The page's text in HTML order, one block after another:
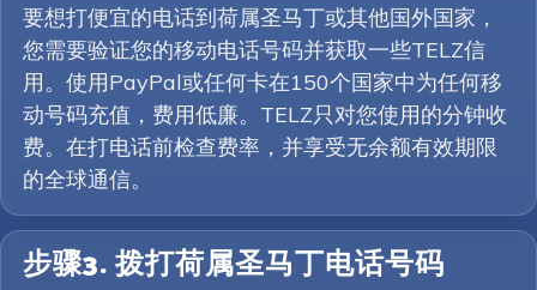
要想打便宜的电话到荷属圣马丁或其他国外国家，
您需要验证您的移动电话号码并获取一些TELZ信
用。使用PayPal或任何卡在150个国家中为任何移
动号码充值，费用低廉。TELZ只对您使用的分钟收
费。在打电话前检查费率，并享受无余额有效期限
的全球通信。
步骤3. 拨打荷属圣马丁电话号码